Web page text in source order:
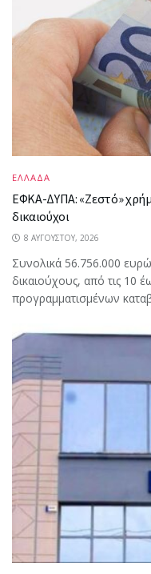
ΕΛΛΑΔΑ
ΕΦΚΑ-ΔΥΠΑ: «Ζεστό»
δικαιούχοι
8 ΑΥΓΟΎΣΤΟΥ, 2026
Συνολικά 56.756.000
δικαιούχους, από τις 10
προγραμματισμένων